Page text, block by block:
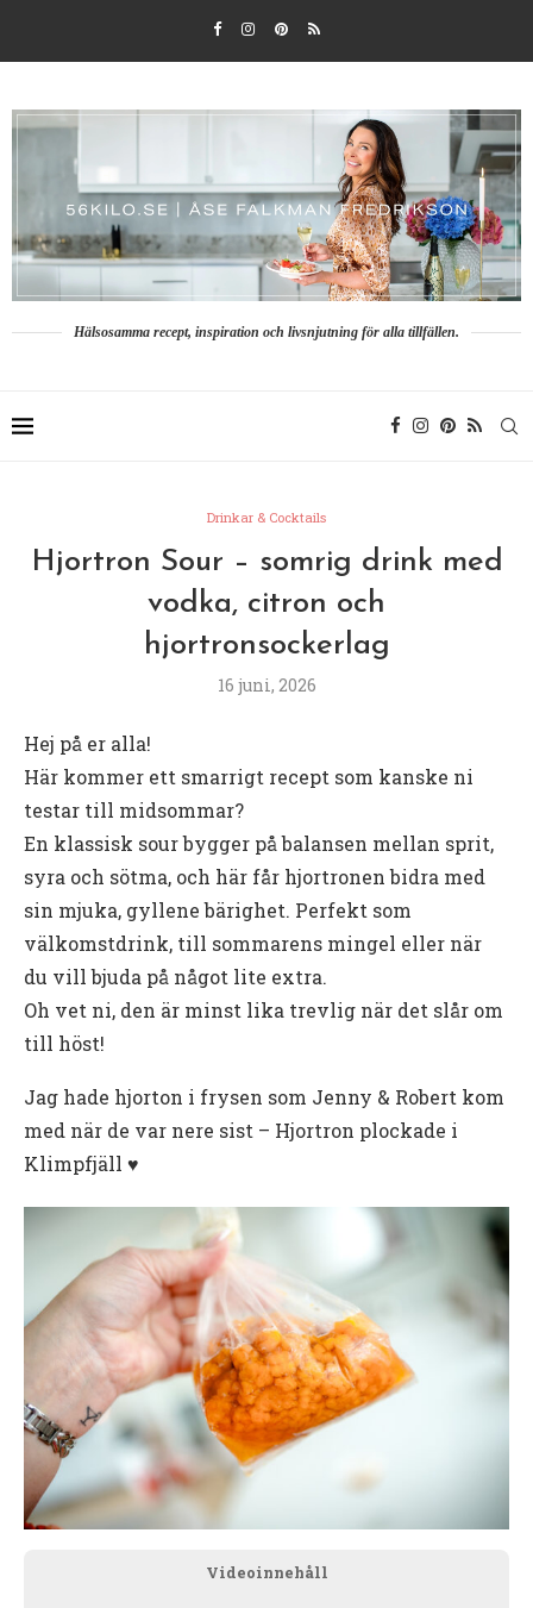
Hälsosamma recept, inspiration och livsnjutning för alla tillfällen.
Drinkar & Cocktails
Hjortron Sour – somrig drink med
vodka, citron och
hjortronsockerlag
16 juni, 2026
Hej på er alla!
Här kommer ett smarrigt recept som kanske ni
testar till midsommar?
En klassisk sour bygger på balansen mellan sprit,
syra och sötma, och här får hjortronen bidra med
sin mjuka, gyllene bärighet. Perfekt som
välkomstdrink, till sommarens mingel eller när
du vill bjuda på något lite extra.
Oh vet ni, den är minst lika trevlig när det slår om
till höst!
Jag hade hjorton i frysen som Jenny & Robert kom
med när de var nere sist – Hjortron plockade i
Klimpfjäll ♥️
Videoinnehåll